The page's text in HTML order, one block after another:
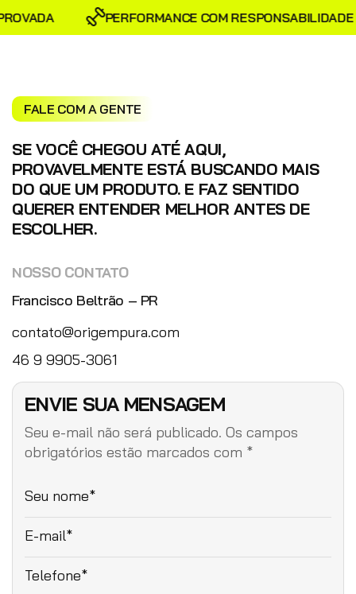
PERFORMANCE COM RESPONSABILIDADE
FALE COM A GENTE
SE VOCÊ CHEGOU ATÉ AQUI,
PROVAVELMENTE ESTÁ BUSCANDO MAIS
DO QUE UM PRODUTO. E FAZ SENTIDO
QUERER ENTENDER MELHOR ANTES DE
ESCOLHER.
NOSSO CONTATO
Francisco Beltrão – PR
contato@origempura.com
46 9 9905-3061
ENVIE SUA MENSAGEM
Seu e-mail não será publicado. Os campos
obrigatórios estão marcados com *